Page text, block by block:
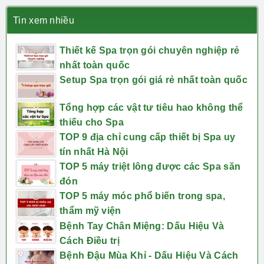
Tin xem nhiều
Thiết kế Spa trọn gói chuyên nghiệp rẻ
nhất toàn quốc
Setup Spa trọn gói giá rẻ nhất toàn quốc
Tổng hợp các vật tư tiêu hao không thể
thiếu cho Spa
TOP 9 địa chỉ cung cấp thiết bị Spa uy
tín nhất Hà Nội
TOP 5 máy triệt lông được các Spa săn
đón
TOP 5 máy móc phổ biến trong spa,
thẩm mỹ viện
Bệnh Tay Chân Miệng: Dấu Hiệu Và
Cách Điều trị
Bệnh Đậu Mùa Khỉ - Dấu Hiệu Và Cách